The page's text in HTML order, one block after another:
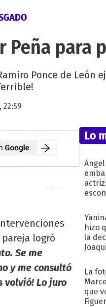
Peña para
Ponce de León
22:59
logró
Se me
y me consultó
volvió! Lo juro
Lo
hizo
la
La
que